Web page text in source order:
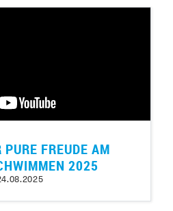
PURE FREUDE AM
2025